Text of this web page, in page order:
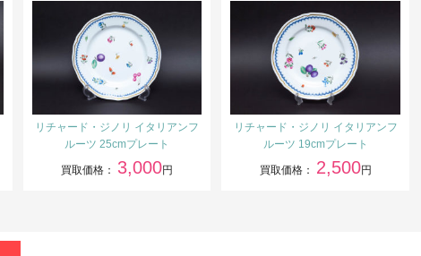
リチャード・ジノリ イタリアンフ
ルーツ 25cmプレート
買取価格： 3,000円
リチャード・ジノリ イタリアンフ
ルーツ 19cmプレート
買取価格： 2,500円